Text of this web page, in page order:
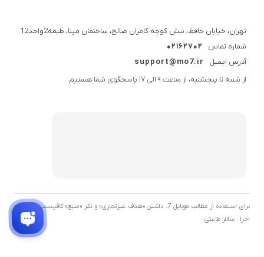
تهران، خیابان حافظ، نبش کوچه کامران صالح، ساختمان مینا، طبقه2واحد12
شماره تماس
02162702
آدرس ایمیل
support@mo7.ir
از شنبه تا پنجشنبه، از ساعت 9 الی 17 پاسخگوی شما هستیم.
برای استفاده از مطالب موبایل 7، داشتن «هدف غیرتجاری» و ذکر «منبع» کافیست. توسعه و
اجرا : سالار طاعتی